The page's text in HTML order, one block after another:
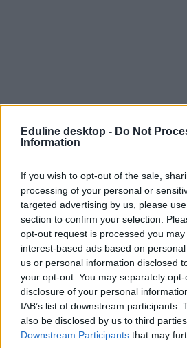
Eduline desktop - Do Not
Information
If you wish to opt-out of the sale,
processing of your personal or
targeted advertising by us, please
section to confirm your selection.
opt-out request is processed you
interest-based ads based on
us or personal information disclosed
your opt-out. You may separately
disclosure of your personal
IAB’s list of downstream participants.
also be disclosed by us to third
Downstream Participants that may
Elveszett vagy megsemmisült?
bizonyítványt a keresztféléves
Nem kell pánikolni, akkor is tudtok
felvételire, ha nem találjátok a
Érettségi-felvételi
Gál Luca